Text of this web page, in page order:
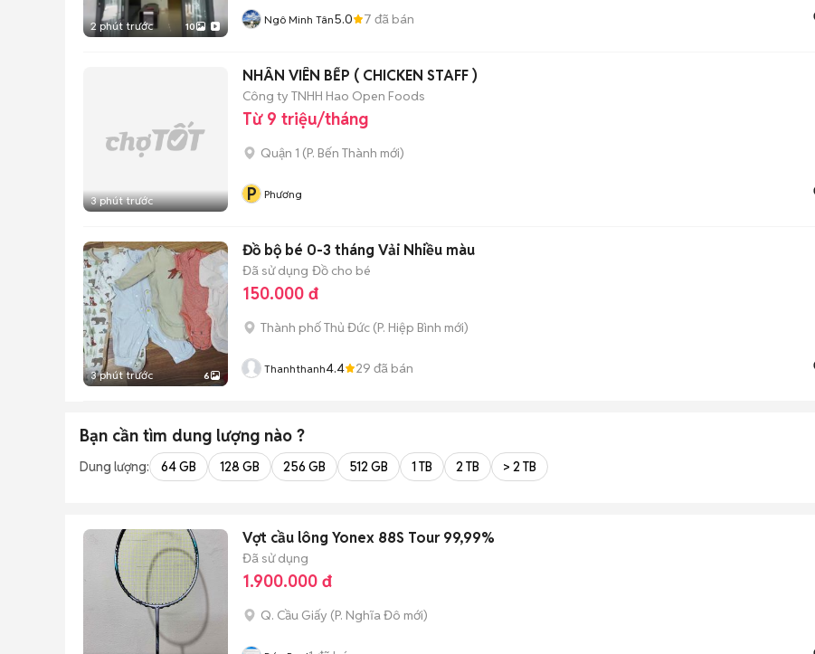
2 phút trước 10 Ngô Minh Tân5.0 7 đã bán
3 phút trước
NHÂN VIÊN BẾP ( CHICKEN STAFF )
Công ty TNHH Hao Open Foods
Từ 9 triệu/tháng
Quận 1 (P. Bến Thành mới)
P Phương
3 phút trước 6
Đồ bộ bé 0-3 tháng Vải Nhiều màu
Đã sử dụng Đồ cho bé
150.000 đ
Thành phố Thủ Đức (P. Hiệp Bình mới)
Thanhthanh4.4 29 đã bán
Bạn cần tìm dung lượng nào ?
Dung lượng: 64 GB 128 GB 256 GB 512 GB 1 TB 2 TB > 2 TB
Vợt cầu lông Yonex 88S Tour 99,99%
Đã sử dụng
1.900.000 đ
Q. Cầu Giấy (P. Nghĩa Đô mới)